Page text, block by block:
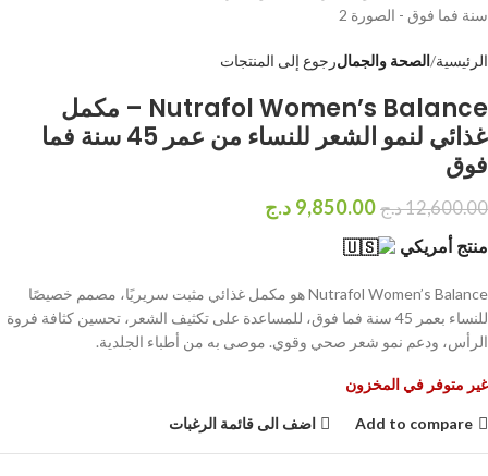
الرئيسية الصحة والجمالرجوع إلى المنتجات
Nutrafol Women’s Balance – مكمل
غذائي لنمو الشعر للنساء من عمر 45 سنة فما
فوق
12,600.00د.ج 9,850.00 د.ج
منتج أمريكي
Nutrafol Women’s Balance هو مكمل غذائي مثبت سريريًا، مصمم خصيصًا
للنساء بعمر 45 سنة فما فوق، للمساعدة على تكثيف الشعر، تحسين كثافة فروة
الرأس، ودعم نمو شعر صحي وقوي. موصى به من أطباء الجلدية.
غير متوفر في المخزون
Add to compare اضف الى قائمة الرغبات